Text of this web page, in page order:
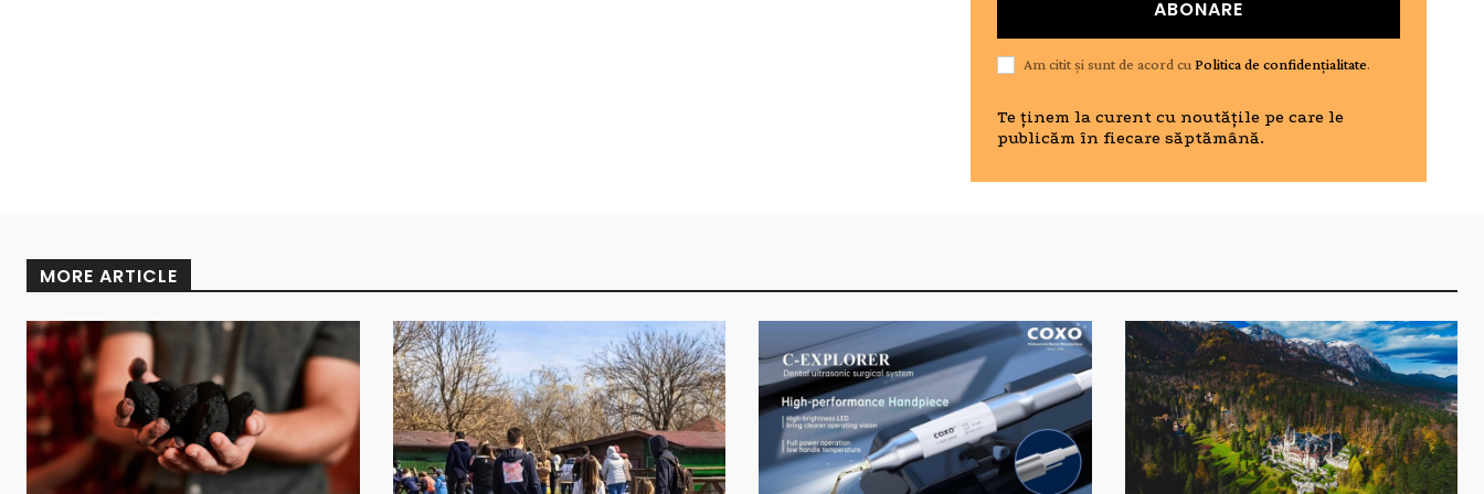
ABONARE
Am citit și sunt de acord cuPolitica de confidențialitate.
Te ținem la curent cu noutățile pe care le
publicăm în fiecare săptămână.
MORE ARTICLE